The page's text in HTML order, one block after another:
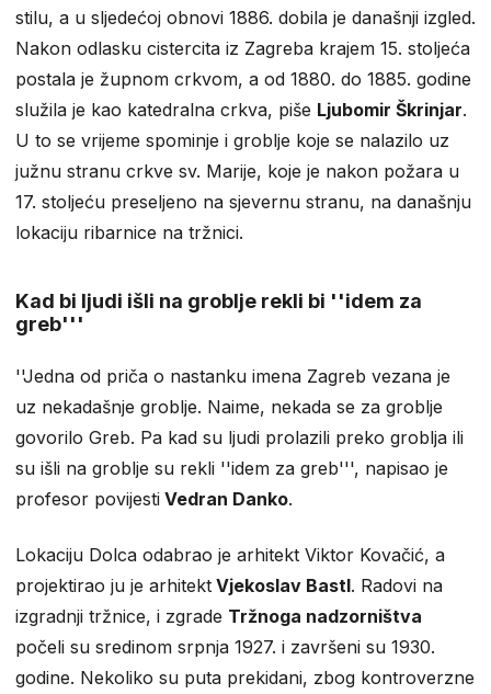
stilu, a u sljedećoj obnovi 1886. dobila je današnji izgled.
Nakon odlasku cistercita iz Zagreba krajem 15. stoljeća
postala je župnom crkvom, a od 1880. do 1885. godine
služila je kao katedralna crkva, piše Ljubomir Škrinjar.
U to se vrijeme spominje i groblje koje se nalazilo uz
južnu stranu crkve sv. Marije, koje je nakon požara u
17. stoljeću preseljeno na sjevernu stranu, na današnju
lokaciju ribarnice na tržnici.
Kad bi ljudi išli na groblje rekli bi ''idem za
greb'''
''Jedna od priča o nastanku imena Zagreb vezana je
uz nekadašnje groblje. Naime, nekada se za groblje
govorilo Greb. Pa kad su ljudi prolazili preko groblja ili
su išli na groblje su rekli ''idem za greb''', napisao je
profesor povijesti Vedran Danko.
Lokaciju Dolca odabrao je arhitekt Viktor Kovačić, a
projektirao ju je arhitekt Vjekoslav Bastl. Radovi na
izgradnji tržnice, i zgrade Tržnoga nadzorništva
počeli su sredinom srpnja 1927. i završeni su 1930.
godine. Nekoliko su puta prekidani, zbog kontroverzne